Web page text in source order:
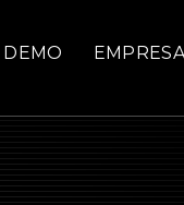
DEMO EMPRESA